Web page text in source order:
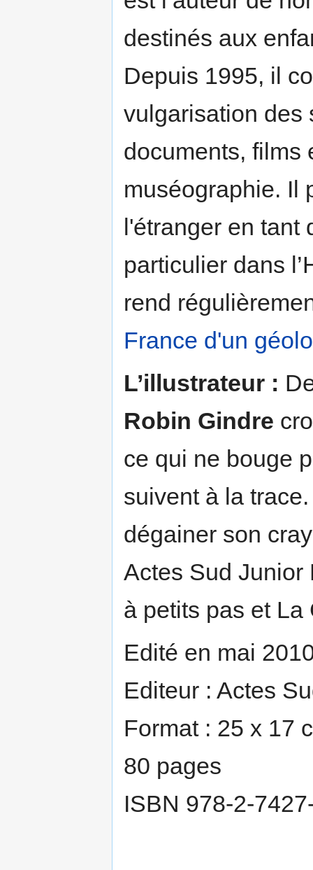
destinés aux
Depuis 1995, il
vulgarisation des
documents, films
muséographie. Il
l'étranger en
particulier dans
rend
France d'un
L’illustrateur :
Robin Gindre
ce qui ne bouge
suivent à la
dégainer son
Actes Sud Junior
à petits pas et
Edité en mai
Editeur : Actes
Format : 25 x 17
80 pages
ISBN 978-2-